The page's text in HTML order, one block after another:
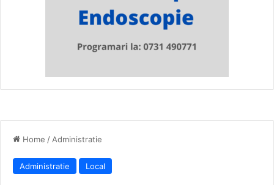
Home / Administratie
Administratie Local